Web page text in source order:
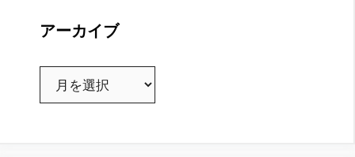
アーカイブ